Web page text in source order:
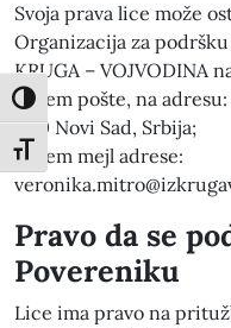
Toggle High Contrast
Toggle Font size
Svoja prava lice može
Organizacija za
KRUGA – VOJVODINA
putem pošte, na
000 Novi Sad, Srbija;
putem mejl adrese:
Pravo da se
Povereniku
Lice ima pravo na